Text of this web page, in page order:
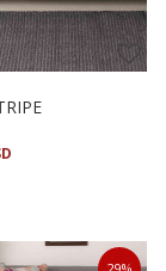
Dodaj u korpu